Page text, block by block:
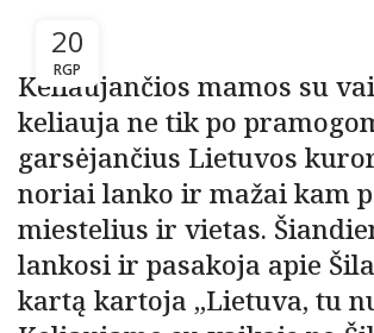
20
RGP
Keliaujančios mamos su
keliauja ne tik po
garsėjančius Lietuvos
noriai lanko ir mažai kam
miestelius ir vietas.
lankosi ir pasakoja apie
kartą kartoja „Lietuva, tu